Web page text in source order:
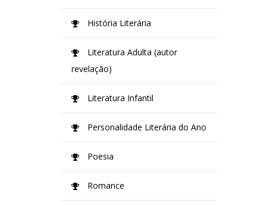
História Literária
Literatura Adulta (autor
revelação)
Literatura Infantil
Personalidade Literária do Ano
Poesia
Romance